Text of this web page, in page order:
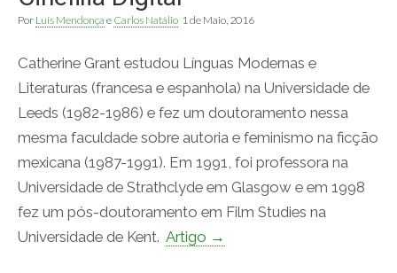
Por Luís Mendonça e Carlos Natálio 1 de Maio, 2016
Catherine Grant estudou Línguas Modernas e
Literaturas (francesa e espanhola) na Universidade de
Leeds (1982-1986) e fez um doutoramento nessa
mesma faculdade sobre autoria e feminismo na ficção
mexicana (1987-1991). Em 1991, foi professora na
Universidade de Strathclyde em Glasgow e em 1998
fez um pós-doutoramento em Film Studies na
Universidade de Kent. Artigo →